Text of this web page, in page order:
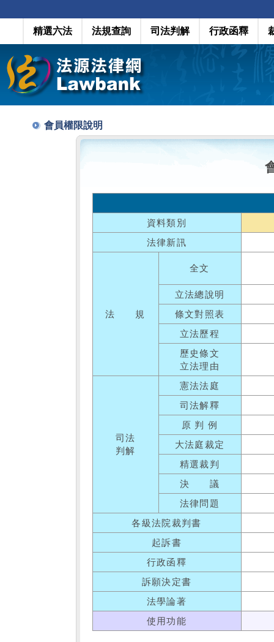
精選六法 法規查詢 司法判解 行政函釋
會員權限說明
資料類別
法律新訊
法 規
全文
立法總說明
條文對照表
立法歷程
歷史條文
立法理由
司法
判解
憲法法庭
司法解釋
原 判 例
大法庭裁定
精選裁判
決 議
法律問題
各級法院裁判書
起訴書
行政函釋
訴願決定書
法學論著
使用功能